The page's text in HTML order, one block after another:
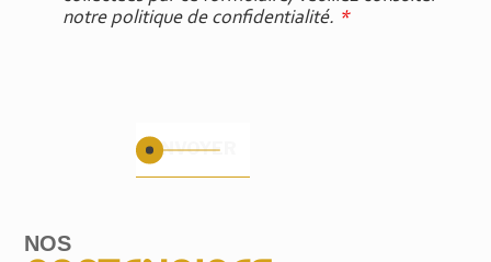
notre politique de confidentialité. *
NOS